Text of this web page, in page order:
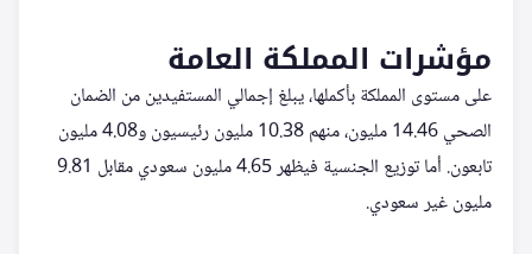
مؤشرات المملكة العامة
على مستوى المملكة بأكملها، يبلغ إجمالي المستفيدين من الضمان
الصحي 14.46 مليون، منهم 10.38 مليون رئيسيون و4.08 مليون
تابعون. أما توزيع الجنسية فيظهر 4.65 مليون سعودي مقابل 9.81
مليون غير سعودي.